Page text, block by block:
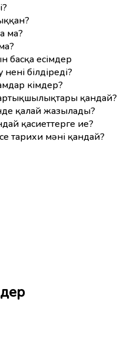
ма?
басқа есімдер
білдіреді?
кімдер?
қандай?
қалай жазылады?
қасиеттерге ие?
тарихи мәні қандай?